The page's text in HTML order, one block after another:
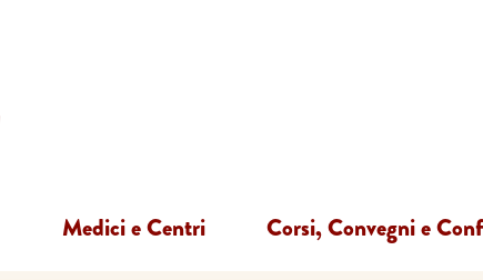
Medici e Centri Corsi, Convegni e